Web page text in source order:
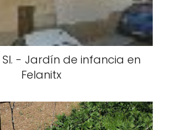
Sl. - Jardín de infancia en
Felanitx